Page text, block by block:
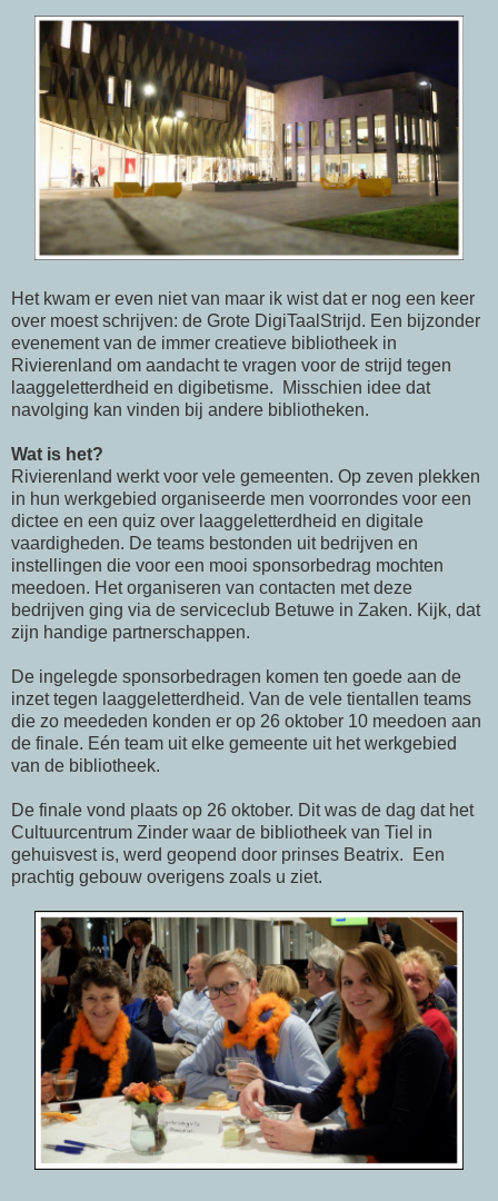
Het kwam er even niet van maar ik wist dat er nog een keer
over moest schrijven: de Grote DigiTaalStrijd. Een bijzonder
evenement van de immer creatieve bibliotheek in
Rivierenland om aandacht te vragen voor de strijd tegen
laaggeletterdheid en digibetisme. Misschien idee dat
navolging kan vinden bij andere bibliotheken.
Wat is het?
Rivierenland werkt voor vele gemeenten. Op zeven plekken
in hun werkgebied organiseerde men voorrondes voor een
dictee en een quiz over laaggeletterdheid en digitale
vaardigheden. De teams bestonden uit bedrijven en
instellingen die voor een mooi sponsorbedrag mochten
meedoen. Het organiseren van contacten met deze
bedrijven ging via de serviceclub Betuwe in Zaken. Kijk, dat
zijn handige partnerschappen.
De ingelegde sponsorbedragen komen ten goede aan de
inzet tegen laaggeletterdheid. Van de vele tientallen teams
die zo meededen konden er op 26 oktober 10 meedoen aan
de finale. Eén team uit elke gemeente uit het werkgebied
van de bibliotheek.
De finale vond plaats op 26 oktober. Dit was de dag dat het
Cultuurcentrum Zinder waar de bibliotheek van Tiel in
gehuisvest is, werd geopend door prinses Beatrix. Een
prachtig gebouw overigens zoals u ziet.